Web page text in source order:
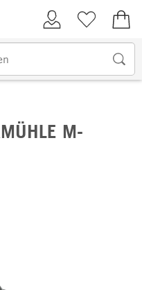
Kundenkonto
Merkliste
M-